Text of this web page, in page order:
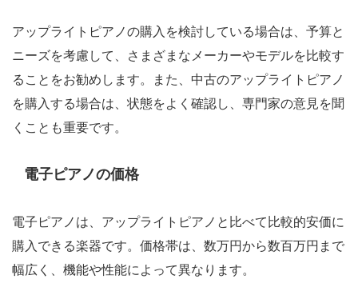
アップライトピアノの購入を検討している場合は、予算と
ニーズを考慮して、さまざまなメーカーやモデルを比較す
ることをお勧めします。また、中古のアップライトピアノ
を購入する場合は、状態をよく確認し、専門家の意見を聞
くことも重要です。
電子ピアノの価格
電子ピアノは、アップライトピアノと比べて比較的安価に
購入できる楽器です。価格帯は、数万円から数百万円まで
幅広く、機能や性能によって異なります。